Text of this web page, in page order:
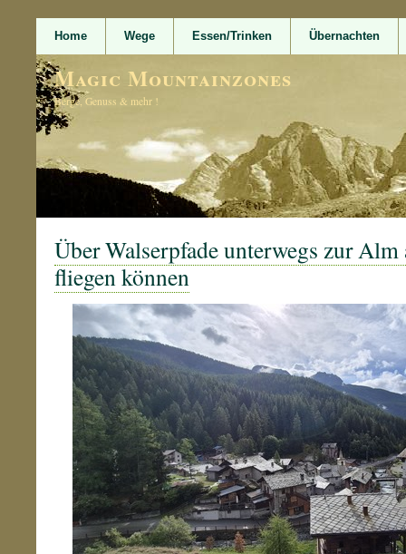
Home Wege Essen/Trinken Übernachten
Magic Mountainzones
Berge, Genuss & mehr !
Über Walserpfade unterwegs zur Alm
fliegen können